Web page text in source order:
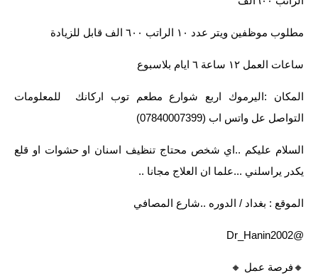
مطلوب موظفين ويتر عدد ١٠ الراتب ٦٠٠ الف قابل للزيادة
ساعات العمل ١٢ ساعة ٦ ايام بلاسبوع
المكان :اليرموك اربع شوارع مطعم توب اركانك للمعلومات
التواصل عل واتس اب (07840007399)
السلام عليكم ..اي شخص محتاج تنظيف اسنان او حشوات او قلع
يكدر يراسلني ...علما ان العلاج مجانا ..
الموقع : بغداد / الدوره ..شارع المصافي
@Dr_Hanin2002
🔸️فرصة عمل 🔸️